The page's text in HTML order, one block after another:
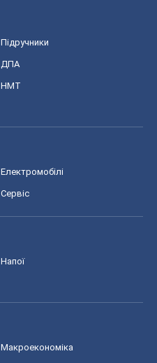
Підручники
ДПА
НМТ
Електромобілі
Сервіс
Напої
Макроекономіка